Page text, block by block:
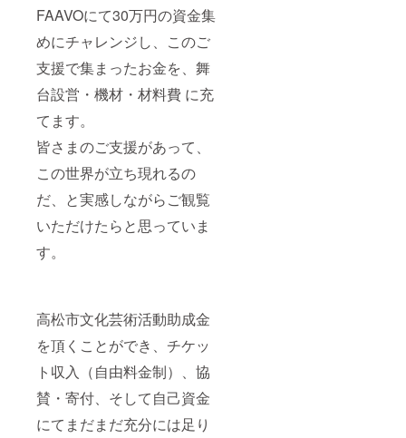
FAAVOにて30万円の資金集
めにチャレンジし、このご
支援で集まったお金を、舞
台設営・機材・材料費 に充
てます。
皆さまのご支援があって、
この世界が立ち現れるの
だ、と実感しながらご観覧
いただけたらと思っていま
す。
高松市文化芸術活動助成金
を頂くことができ、チケッ
ト収入（自由料金制）、協
賛・寄付、そして自己資金
にてまだまだ充分には足り